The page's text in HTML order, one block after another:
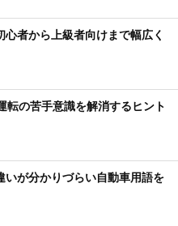
心者から上級者向けまで幅広く
転の苦手意識を解消するヒント
いが分かりづらい自動車用語を